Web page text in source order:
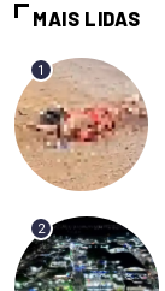
MAIS LIDAS
1
2